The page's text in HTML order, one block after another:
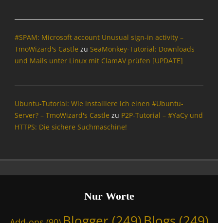
,
B
s
r
o
e
w
#SPAM: Microsoft account Unusual sign-in activity –
TmoWizard's Castle zu SeaMonkey-Tutorial: Downloads
und Mails unter Linux mit ClamAV prüfen [UPDATE]
Ubuntu-Tutorial: Wie installiere ich einen #Ubuntu-
Server? – TmoWizard's Castle zu P2P-Tutorial – #YaCy und
HTTPS: Die sichere Suchmaschine!
Nur Worte